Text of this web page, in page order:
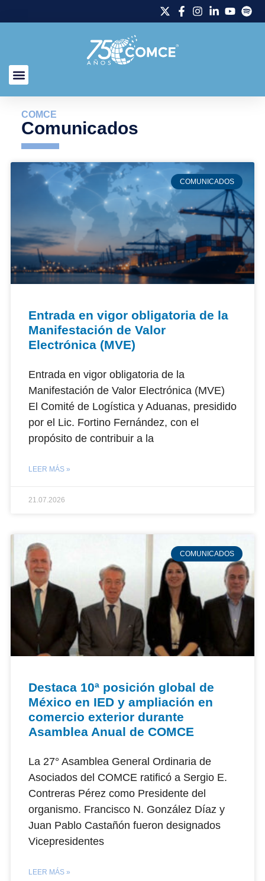
COMCE
Comunicados
COMUNICADOS
Entrada en vigor obligatoria de la
Manifestación de Valor
Electrónica (MVE)
Entrada en vigor obligatoria de la
Manifestación de Valor Electrónica (MVE)
El Comité de Logística y Aduanas, presidido
por el Lic. Fortino Fernández, con el
propósito de contribuir a la
LEER MÁS »
21.07.2026
COMUNICADOS
Destaca 10ª posición global de
México en IED y ampliación en
comercio exterior durante
Asamblea Anual de COMCE
La 27° Asamblea General Ordinaria de
Asociados del COMCE ratificó a Sergio E.
Contreras Pérez como Presidente del
organismo. Francisco N. González Díaz y
Juan Pablo Castañón fueron designados
Vicepresidentes
LEER MÁS »